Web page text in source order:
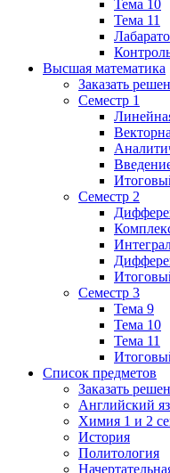
Тема 10
Тема 11
Высшая математика
Заказать
Семестр 1
Семестр 2
Семестр 3
Тема 9
Тема 10
Тема 11
Список предметов
Заказать
Английский
Химия 1 и 2
История
Политология